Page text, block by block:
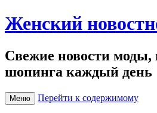
Женский
Свежие новости моды,
шопинга каждый день
Меню Перейти к содержимому